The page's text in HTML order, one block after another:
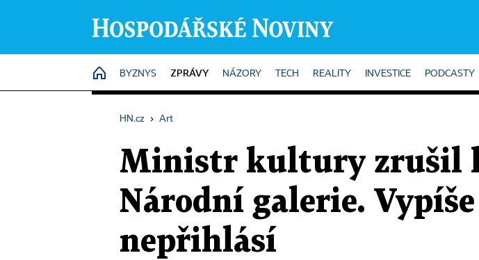
HOME
BYZNYS ZPRÁVY NÁZORY TECH REALITY INVESTICE PODCASTY
HN.cz › Art
Ministr kultury zrušil
Národní galerie.
nepřihlásí